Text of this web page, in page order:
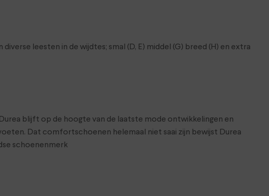
leesten in de wijdtes; smal (D, E) middel (G) breed (H) en extra
blijft op de hoogte van de laatste mode ontwikkelingen en
Dat comfortschoenen helemaal niet saai zijn bewijst Durea
schoenenmerk